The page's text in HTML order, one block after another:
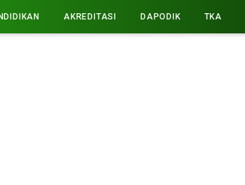
AKREDITASI DAPODIK TKA